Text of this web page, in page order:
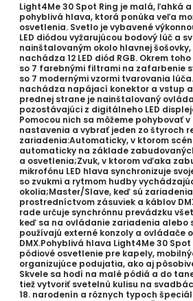
Light4Me 30 Spot Ring je malá, ľahká
pohyblivá hlava, ktorá ponúka veľa
osvetlenia. Svetlo je vybavené
LED diódou vyžarujúcou bodový lúč a
nainštalovaným okolo hlavnej
nachádza 12 LED diód RGB. Okrem
so 7 farebnými filtrami na zafarbenie
so 7 modernými vzormi tvarovania
nachádza napájací konektor a vstup a
prednej strane je nainštalovaný
pozostávajúci z digitálneho LED
Pomocou nich sa môžeme pohybovať
nastavenia a vybrať jeden zo štyroch
zariadenia:Automaticky, v ktorom
automaticky na základe
a osvetlenia;Zvuk, v ktorom vďaka
mikrofónu LED hlava synchronizuje
so zvukmi a rytmom hudby
okolia;Master/Slave, keď sú
prostredníctvom zásuviek a káblov
rade určuje synchrónnu prevádzku
keď sa na ovládanie zariadenia alebo
používajú externé konzoly a ovládače
DMX.Pohyblivá hlava Light4Me 30
pódiové osvetlenie pre kapely,
organizujúce podujatia, ako aj
Skvele sa hodí na malé pódiá a do
tiež vytvoriť svetelnú kulisu na
18. narodenín a rôznych typoch